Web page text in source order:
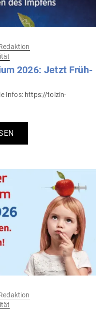
2026: Jetzt Früh­
Infos: https://tolzin-